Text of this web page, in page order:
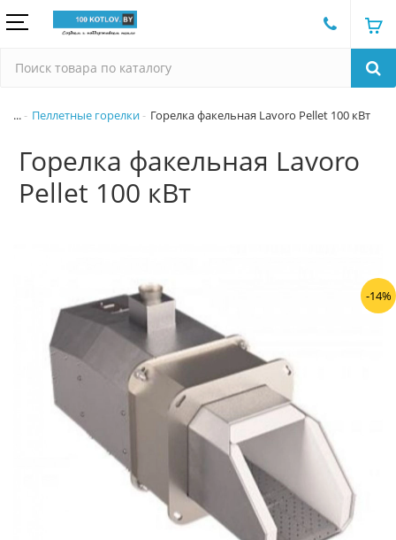
... Пеллетные горелки Горелка факельная Lavoro Pellet 100 кВт
Горелка факельная Lavoro
Pellet 100 кВт
-14%